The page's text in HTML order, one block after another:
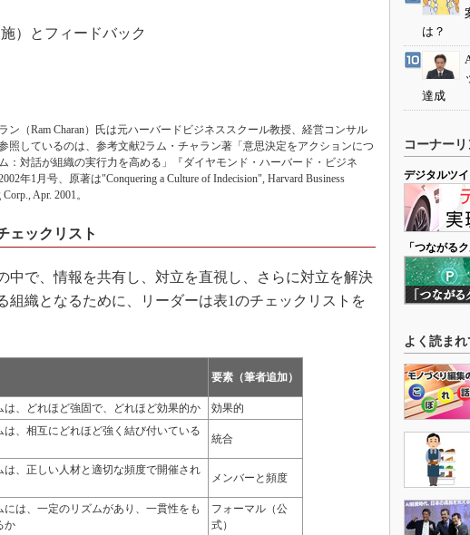
）とフィードバック
ン（Ram Charan）氏は元ハーバードビジネススクール教授、経営コンサル
照しているのは、参考文献2ラム・チャラン著「意思決定をアクションにつ
：対話が組織の実行力を高める」『ダイヤモンド・ハーバード・ビジネ
年1月号、原著は"Conquering a Culture of Indecision", Harvard Business
Apr. 2001。
ェックリスト
で、情報を共有し、対立を直視し、さらに対立を解決
組織となるために、リーダーは表1のチェックリストを
要素（筆者追加）
は、どれほど強固で、どれほど効果的か 効果的
は、相互にどれほど強く結び付いている
統合
は、正しい人材と適切な頻度で開催され
メンバーと頻度
は、一定のリズムがあり、一貫性をも
か
フォーマル（公
式）
は？
達成
コーナーリ
デジタルツ
「つながるク
よく読ま